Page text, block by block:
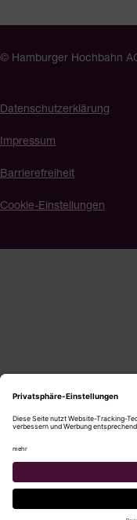
© Hamburger Hochbahn
Datenschutzerklärung
Impressum
Barrierefreiheit
Cookie-Einstellungen